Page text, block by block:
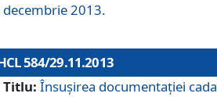
decembrie 2013.
584/29.11.2013
Titlu: Însuşirea documentaţiei